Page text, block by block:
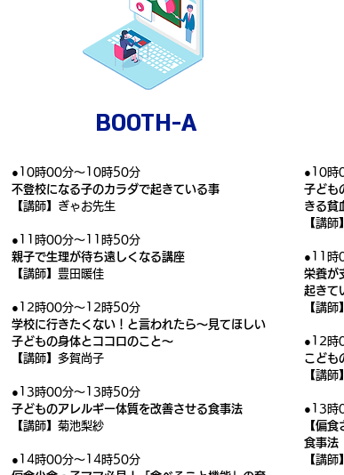
BOOTH-​A
● 10時00分～10時50分
不登校になる子のカラダで起きている事
【講師】ぎゃお先生
●11時00分～11時50分
親子で生理が待ち遠しくなる講座
【講師】豊田暖佳
●12時00分～12時50分
学校に行きたくない！と言われたら～見てほしい
子どもの身体とココロのこと～
【講師】多賀尚子
●13時00分～13時50分
子どものアレルギー体質を改善させる食事法
【講師】菊池梨紗
●14時00分～14時50分
●10時
子ども
きる貧
【講
●11時
栄養が
起きて
【講
●12時
こども
【講
●13時
【偏
食事法
【講